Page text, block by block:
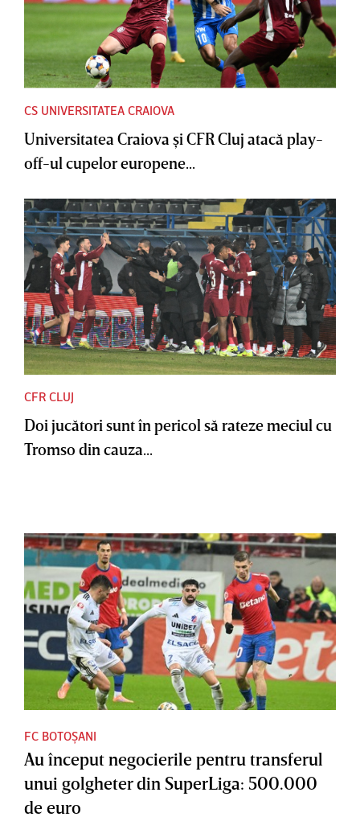
CS UNIVERSITATEA CRAIOVA
Universitatea Craiova şi CFR Cluj atacă play-
off-ul cupelor europene...
CFR CLUJ
Doi jucători sunt în pericol să rateze meciul cu
Tromso din cauza...
FC BOTOȘANI
Au început negocierile pentru transferul
unui golgheter din SuperLiga: 500.000
de euro